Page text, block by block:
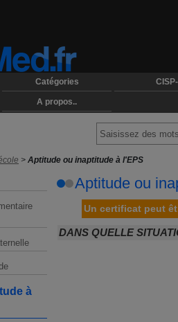
Catégories
A propos..
> Aptitude ou inaptitude à l'EPS
à
Aptitude ou
Un certificat peut
DANS QUELLE